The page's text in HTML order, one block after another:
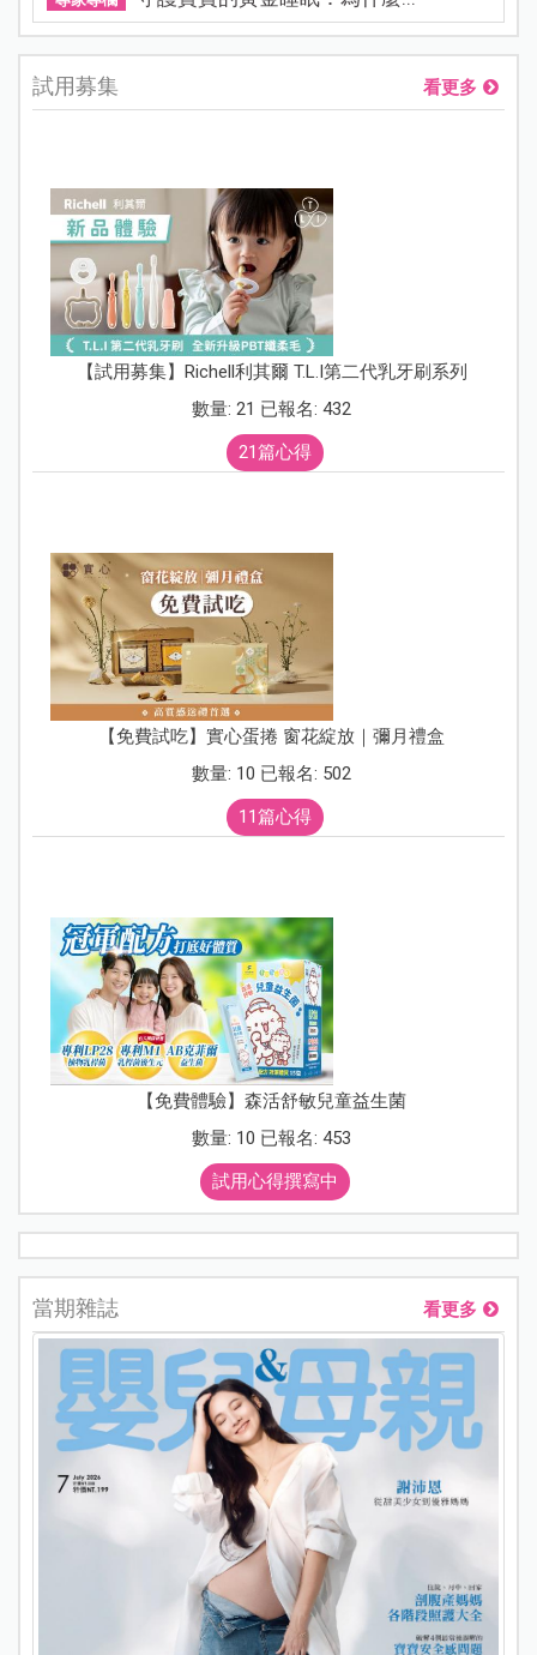
試用募集 看更多
【試用募集】Richell利其爾 T.L.I第二代乳牙刷系列
數量: 21 已報名: 432
21篇心得
【免費試吃】實心蛋捲 窗花綻放｜彌月禮盒
數量: 10 已報名: 502
11篇心得
【免費體驗】森活舒敏兒童益生菌
數量: 10 已報名: 453
試用心得撰寫中
當期雜誌 看更多